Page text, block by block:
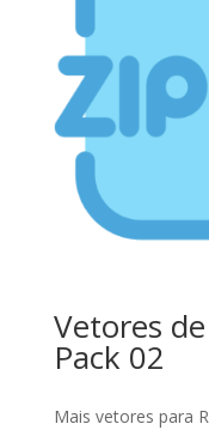
Vetores
Pack 02
Mais vetores para